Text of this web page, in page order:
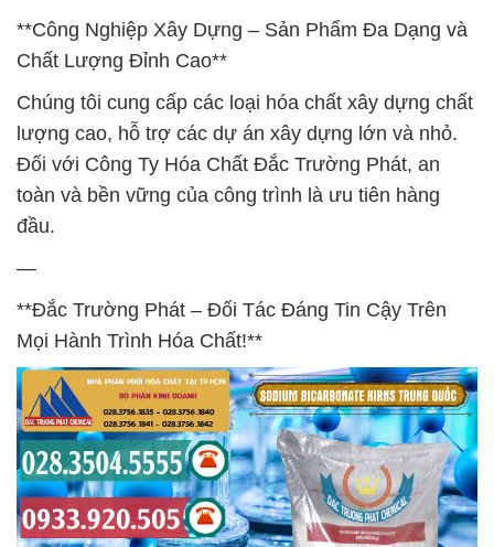
**Công Nghiệp Xây Dựng – Sản Phẩm Đa Dạng và
Chất Lượng Đỉnh Cao**
Chúng tôi cung cấp các loại hóa chất xây dựng chất
lượng cao, hỗ trợ các dự án xây dựng lớn và nhỏ.
Đối với Công Ty Hóa Chất Đắc Trường Phát, an
toàn và bền vững của công trình là ưu tiên hàng
đầu.
—
**Đắc Trường Phát – Đối Tác Đáng Tin Cậy Trên
Mọi Hành Trình Hóa Chất!**